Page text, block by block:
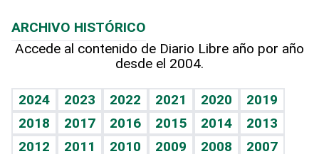
Hablando con el pediatra
Vida y familia
Eñe
Celebrando la vida
TBT Deportivo
Más firmas
Hecho en casa
Guía del dinero
Cumpleaños
Horóscopos
Crucigramas
ARCHIVO HISTÓRICO
Accede al contenido de Diario Libre año por año
desde el 2004.
2024 2023 2022 2021 2020
2019
2018
2017 2016 2015 2014
2013
2012
2011 2010 2009 2008
2007